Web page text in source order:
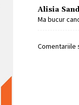
Alisia
Ma bucur
Comentariile